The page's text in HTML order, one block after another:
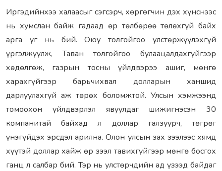
Иргэдийнхээ халаасыг сэгсэрч, хөргөгчин дэх хүнснээс
нь хумслан байж гадаад өр төлбөрөө төлөхгүй байх
арга уг нь бий. Оюу толгойгоо улстөржүүлэхгүй
үргэлжүүлж, Таван толгойгоо булаацалдахгүйгээр
хөдөлгөж, газрын тосны үйлдвэрээ ашиг, мөнгө
харахгүйгээр барьчихвал долларын ханшид
дарлуулахгүй аж төрөх боломжтой. Улсын хэмжээнд
томоохон үйлдвэрлэл явуулдаг шижигнэсэн 30
компанитай байхад л доллар галзуурч, төгрөг
үнэгүйдэх эрсдэл арилна. Олон улсын зах зээлээс хямд
хүүтэй доллар хайж өр зээл тавихгүйгээр мөнгө босгох
ганц л салбар бий. Тэр нь улстөрчдийн ад үзээд байдаг